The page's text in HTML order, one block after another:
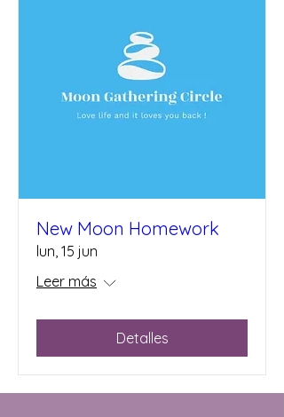
New Moon Homework
lun, 15 jun
Leer más
Detalles